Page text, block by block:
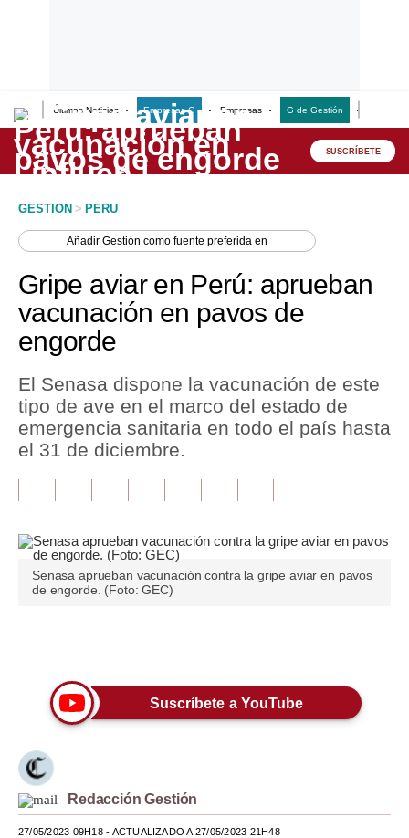
Últimas Noticias Empresas G Empresas G de Gestión
Lo último
Peru Quiosco
Economía
Mercados
Política
Tu Dinero
Finanzas Personales
Plus G
Opinión
Blogs
Lujo
Viajes
SUSCRÍBETE
GESTION > PERU
AñadirGestión como fuente preferida en
Gripe aviar en Perú: aprueban
vacunación en pavos de
engorde
El Senasa dispone la vacunación de este
tipo de ave en el marco del estado de
emergencia sanitaria en todo el país hasta
el 31 de diciembre.
Senasa aprueban vacunación contra la gripe aviar en pavos
de engorde. (Foto: GEC)
Suscríbete a YouTube
Redacción Gestión
27/05/2023 09H18- ACTUALIZADO A 27/05/2023 21H48